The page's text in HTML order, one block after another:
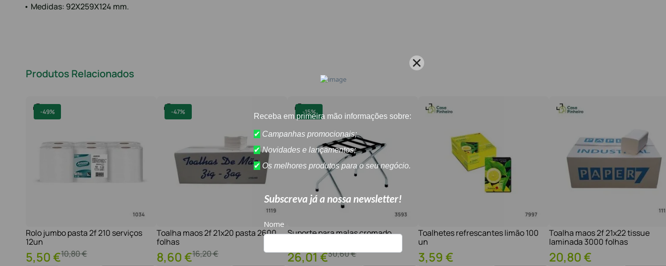
• Medidas: 92X259X124 mm.
Produtos Relacionados
-49%
Rolo jumbo pasta 2f 210 serviços
12un
10,80€
5,50€
-47%
Toalha maos 2f 21x20 pasta 2600
folhas
16,20€
8,60€
-15%
Suporte para malas cromado
30,60€
26,01€
Toalhetes refrescantes limão 100
un
3,59€
Toalha maos 2f 21x22 tissue
laminada 3000 folhas
20,80€